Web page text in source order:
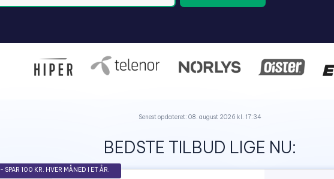
Senest opdateret: 08. august 2026 kl. 17:34
BEDSTE TILBUD LIGE NU:
- SPAR 100 KR. HVER MÅNED I ET ÅR.